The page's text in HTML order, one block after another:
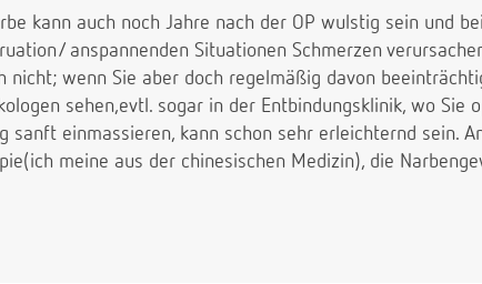
kann auch noch Jahre nach der OP wulstig sein und bei
anspannenden Situationen Schmerzen
nicht; wenn Sie aber doch regelmäßig davon
sehen,evtl. sogar in der Entbindungsklinik, wo Sie
sanft einmassieren, kann schon sehr erleichternd sein.
meine aus der chinesischen Medizin), die